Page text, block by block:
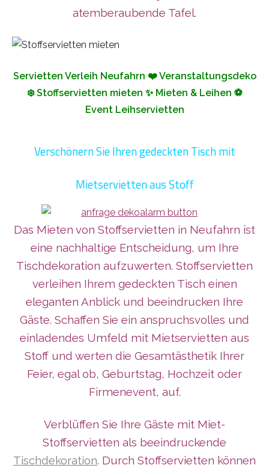
atemberaubende Tafel.
Servietten Verleih Neufahrn ❤️ Veranstaltungsdeko
❄️ Stoffservietten mieten ✨ Mieten & Leihen ⚽
Event Leihservietten
Verschönern Sie Ihren gedeckten Tisch mit
Mietservietten aus Stoff
Das Mieten von Stoffservietten in Neufahrn ist
eine nachhaltige Entscheidung, um Ihre
Tischdekoration aufzuwerten. Stoffservietten
verleihen Ihrem gedeckten Tisch einen
eleganten Anblick und beeindrucken Ihre
Gäste. Schaffen Sie ein anspruchsvolles und
einladendes Umfeld mit Mietservietten aus
Stoff und werten die Gesamtästhetik Ihrer
Feier, egal ob, Geburtstag, Hochzeit oder
Firmenevent, auf.
Verblüffen Sie Ihre Gäste mit Miet-
Stoffservietten als beeindruckende
Tischdekoration. Durch Stoffservietten können